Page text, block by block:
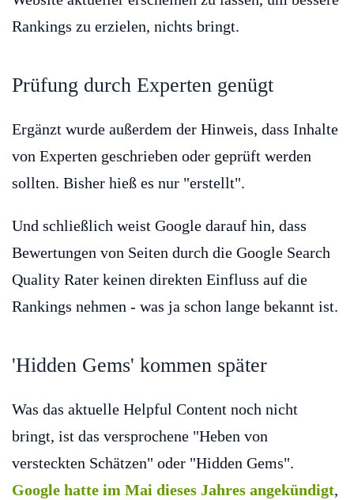
Rankings zu erzielen, nichts bringt.
Prüfung durch Experten genügt
Ergänzt wurde außerdem der Hinweis, dass Inhalte
von Experten geschrieben oder geprüft werden
sollten. Bisher hieß es nur "erstellt".
Und schließlich weist Google darauf hin, dass
Bewertungen von Seiten durch die Google Search
Quality Rater keinen direkten Einfluss auf die
Rankings nehmen - was ja schon lange bekannt ist.
'Hidden Gems' kommen später
Was das aktuelle Helpful Content noch nicht
bringt, ist das versprochene "Heben von
versteckten Schätzen" oder "Hidden Gems".
Google hatte im Mai dieses Jahres angekündigt,